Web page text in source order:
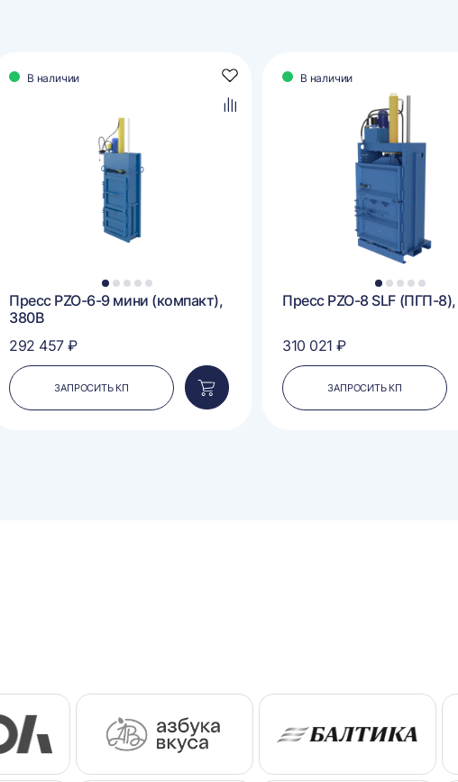
В наличии
Добавить
Добавить
1 2 3 4 5
Пресс PZO-6-9 мини (компакт),
380В
292 457 ₽
ЗАПРОСИТЬ КП
Добавить
в
В наличии
1 2 3 4 5
Пресс PZO-8 SLF (ПГП-
310 021 ₽
ЗАПРОСИТЬ КП